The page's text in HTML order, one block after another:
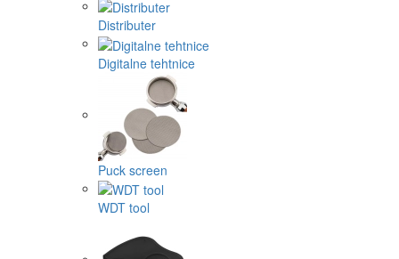
Distributer
Digitalne tehtnice
Puck screen
WDT tool